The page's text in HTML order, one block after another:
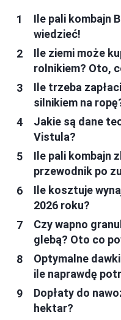
Ile pali kombajn
wiedzieć!
Ile ziemi może
rolnikiem? Oto,
Ile trzeba
silnikiem na
Jakie są dane
Vistula?
Ile pali kombajn
przewodnik po
Ile kosztuje
2026 roku?
Czy wapno
glebą? Oto co
Optymalne
ile naprawdę
Dopłaty do
hektar?